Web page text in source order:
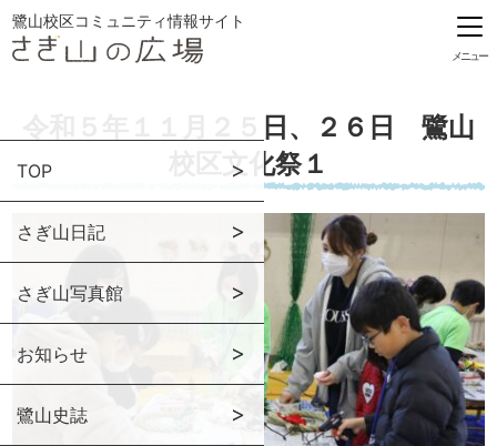
鷺山校区コミュニティ情報サイト
メニュー
TOP
さぎ山日記
さぎ山写真館
お知らせ
鷺山史誌
令和５年１１月２５日、２６日 鷺山
校区文化祭１